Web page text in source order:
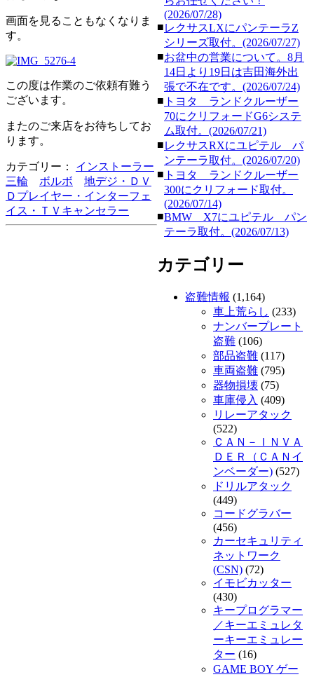
画面を見ることもなくなりま
す。
この度は作業のご依頼有難う
ございます。
またのご来店をお待ちしてお
ります。
カテゴリー：
インストーラー
三輪
ボルボ
地デジ・ＤＶ
Ｄプレイヤー・インターフェ
イス・ＴＶキャンセラー
(2026/07/28)
■レクサスLXにパンテーラZ
シリーズ取付。(2026/07/27)
■お盆中の営業について。8月
14日より19日は吉田海外出
張で不在です。(2026/07/24)
■ トヨタ ランドクルーザー
70にクリフォードG6システ
ム取付。(2026/07/21)
■レクサスRXにユピテル パ
ンテーラ取付。(2026/07/20)
■ トヨタ ランドクルーザー
300にクリフォード取付。
(2026/07/14)
■BMW X7にユピテル パン
テーラ取付。(2026/07/13)
カテゴリー
盗難情報 (1,164)
車上荒らし (233)
ナンバープレート
盗難 (106)
部品盗難 (117)
車両盗難 (795)
器物損壊 (75)
車庫侵入 (409)
リレーアタック
(522)
ＣＡＮ－ＩＮＶＡ
ＤＥＲ（ＣＡＮイ
ンベーダー) (527)
ドリルアタック
(449)
コードグラバー
(456)
カーセキュリティ
ネットワーク
(CSN) (72)
イモビカッター
(430)
キープログラマー
／キーエミュレタ
ーキーエミュレー
ター (16)
GAME BOY ゲー